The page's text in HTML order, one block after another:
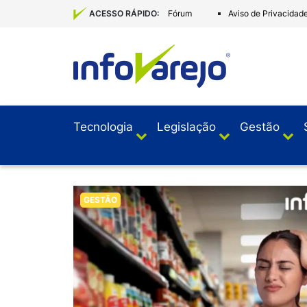
ACESSO RÁPIDO: Fórum Aviso de
Tecnologia Legislação Gestão
GESTÃO